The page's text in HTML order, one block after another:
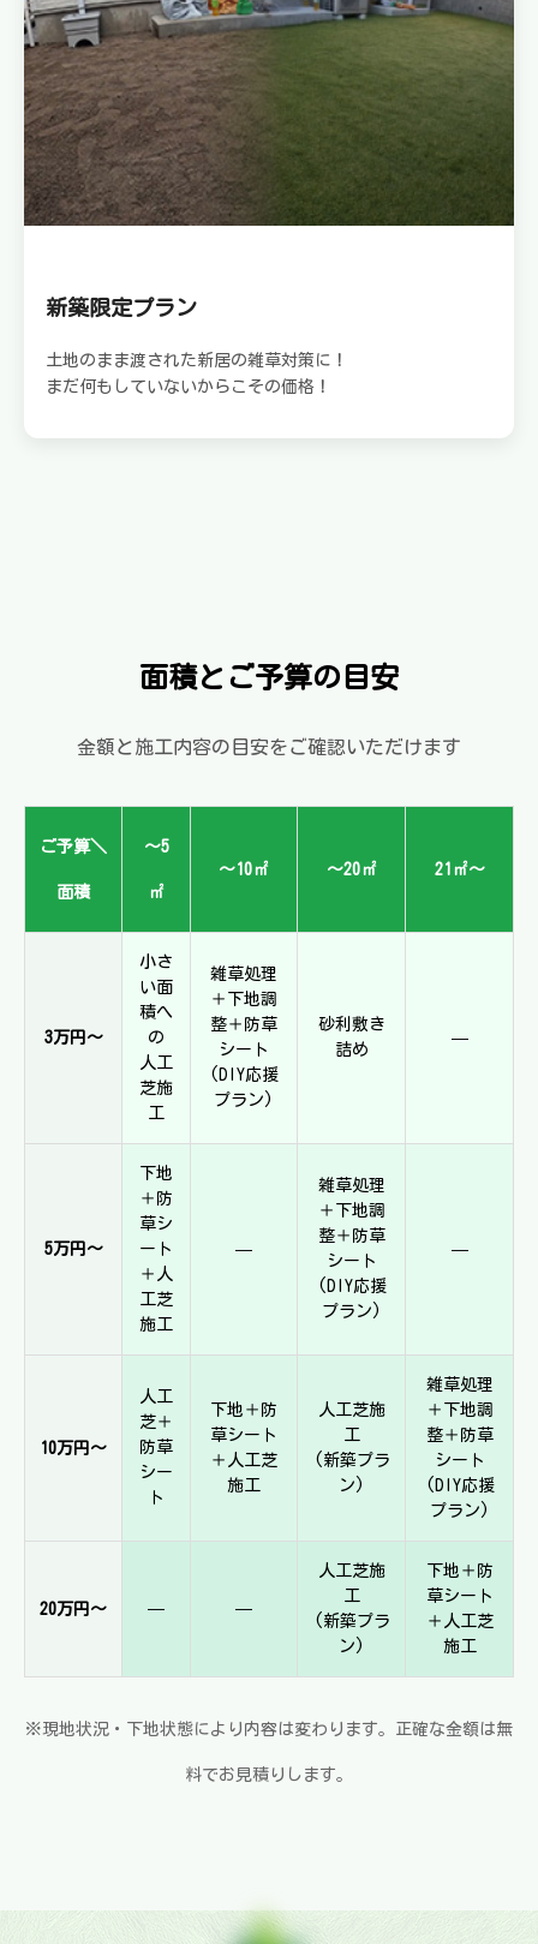
新築限定プラン
土地のまま渡された新居の雑草対策に！
まだ何もしていないからこその価格！
面積とご予算の目安
金額と施工内容の目安をご確認いただけます
ご予算＼
面積
〜5
㎡
～10㎡ ～20㎡ 21㎡～
3万円〜
小さ
い面
積へ
の
人工
芝施
工
雑草処理
＋下地調
整＋防草
シート
(DIY応援
プラン)
砂利敷き
詰め
—
5万円〜
下地
＋防
草シ
ート
＋人
工芝
施工
—
雑草処理
＋下地調
整＋防草
シート
(DIY応援
プラン)
—
10万円〜
人工
芝＋
防草
シー
ト
下地＋防
草シート
＋人工芝
施工
人工芝施
工
(新築プラ
ン)
雑草処理
＋下地調
整＋防草
シート
(DIY応援
プラン)
20万円〜 — —
人工芝施
工
(新築プラ
ン)
下地＋防
草シート
＋人工芝
施工
※現地状況・下地状態により内容は変わります。正確な金額は無
料でお見積りします。